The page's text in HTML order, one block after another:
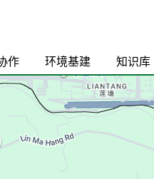
作 环境基建 知识库